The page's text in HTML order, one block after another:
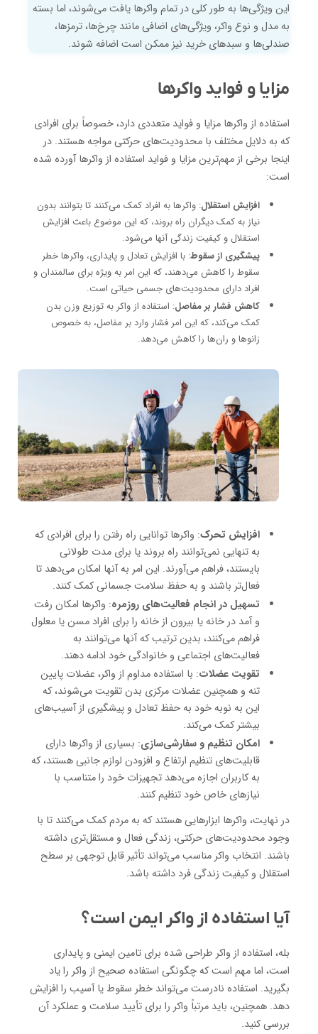
این ویژگی‌ها به طور کلی در تمام واکرها یافت می‌شوند، اما بسته
به مدل و نوع واکر، ویژگی‌های اضافی مانند چرخ‌ها، ترمزها،
صندلی‌ها و سبدهای خرید نیز ممکن است اضافه شوند.
مزایا و فواید واکرها
استفاده از واکرها مزایا و فواید متعددی دارد، خصوصاً برای افرادی
که به دلایل مختلف با محدودیت‌های حرکتی مواجه هستند. در
اینجا برخی از مهم‌ترین مزایا و فواید استفاده از واکرها آورده شده
است:
افزایش استقلال: واکرها به افراد کمک می‌کنند تا بتوانند بدون
نیاز به کمک دیگران راه بروند، که این موضوع باعث افزایش
استقلال و کیفیت زندگی آنها می‌شود.
پیشگیری از سقوط: با افزایش تعادل و پایداری، واکرها خطر
سقوط را کاهش می‌دهند، که این امر به ویژه برای سالمندان و
افراد دارای محدودیت‌های جسمی حیاتی است.
کاهش فشار بر مفاصل: استفاده از واکر به توزیع وزن بدن
کمک می‌کند، که این امر فشار وارد بر مفاصل، به خصوص
زانوها و ران‌ها را کاهش می‌دهد.
افزایش تحرک: واکرها توانایی راه رفتن را برای افرادی که
به تنهایی نمی‌توانند راه بروند یا برای مدت طولانی
بایستند، فراهم می‌آورند. این امر به آنها امکان می‌دهد تا
فعال‌تر باشند و به حفظ سلامت جسمانی کمک کنند.
تسهیل در انجام فعالیت‌های روزمره: واکرها امکان رفت
و آمد در خانه یا بیرون از خانه را برای افراد مسن یا معلول
فراهم می‌کنند، بدین ترتیب که آنها می‌توانند به
فعالیت‌های اجتماعی و خانوادگی خود ادامه دهند.
تقویت عضلات: با استفاده مداوم از واکر، عضلات پایین
تنه و همچنین عضلات مرکزی بدن تقویت می‌شوند، که
این به نوبه خود به حفظ تعادل و پیشگیری از آسیب‌های
بیشتر کمک می‌کند.
امکان تنظیم و سفارشی‌سازی: بسیاری از واکرها دارای
قابلیت‌های تنظیم ارتفاع و افزودن لوازم جانبی هستند، که
به کاربران اجازه می‌دهد تجهیزات خود را متناسب با
نیازهای خاص خود تنظیم کنند.
در نهایت، واکرها ابزارهایی هستند که به مردم کمک می‌کنند تا با
وجود محدودیت‌های حرکتی، زندگی فعال و مستقل‌تری داشته
باشند. انتخاب واکر مناسب می‌تواند تأثیر قابل توجهی بر سطح
استقلال و کیفیت زندگی فرد داشته باشد.
آیا استفاده از واکر ایمن است؟
بله، استفاده از واکر طراحی شده برای تامین ایمنی و پایداری
است، اما مهم است که چگونگی استفاده صحیح از واکر را یاد
بگیرید. استفاده نادرست می‌تواند خطر سقوط یا آسیب را افزایش
دهد. همچنین، باید مرتباً واکر را برای تأیید سلامت و عملکرد آن
بررسی کنید.